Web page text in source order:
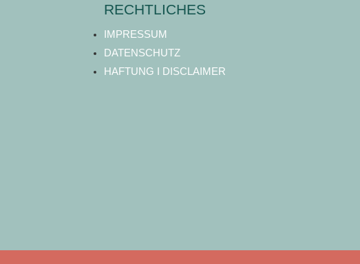
RECHTLICHES
IMPRESSUM
DATENSCHUTZ
HAFTUNG I DISCLAIMER